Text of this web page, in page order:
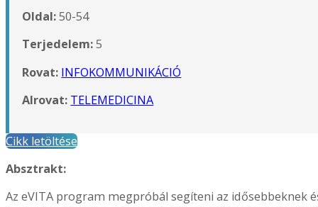
Oldal:50-54
Terjedelem:5
Rovat: INFOKOMMUNIKÁCIÓ
Alrovat: TELEMEDICINA
Cikk letöltése
Absztrakt:
Az eVITA program megpróbál segíteni az idősebbeknek